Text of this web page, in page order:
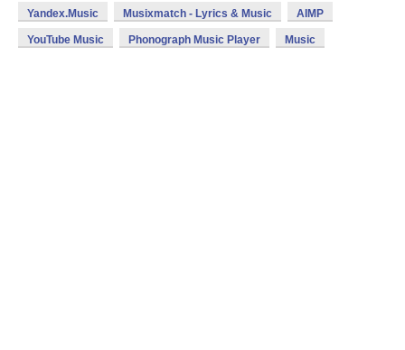
Yandex.Music Musixmatch - Lyrics & Music AIMP
YouTube Music Phonograph Music Player Music